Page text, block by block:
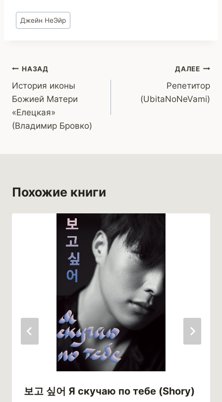
Метки
записи:
Джейн НеЭйр
Навигация
по
записям
НАЗАД
История иконы
Божией Матери
«Елецкая»
(Владимир Бровко)
ДАЛЕЕ
Репетитор
(UbitaNoNeVami)
Похожие книги
보고 싶어 Я скучаю по тебе (Shory)